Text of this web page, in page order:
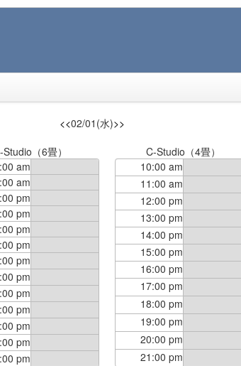
<<02/01(水)>>
Studio（6畳）
am
am
pm
pm
pm
pm
pm
pm
pm
pm
pm
pm
pm
C-Studio（4畳）
10:00 am
11:00 am
12:00 pm
13:00 pm
14:00 pm
15:00 pm
16:00 pm
17:00 pm
18:00 pm
19:00 pm
20:00 pm
21:00 pm